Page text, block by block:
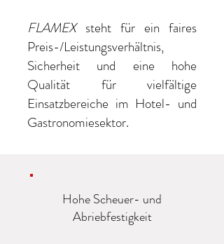
FLAMEXsteht für ein faires
Preis-/Leistungsverhältnis,
Sicherheit und eine hohe
Qualität für vielfältige
Einsatzbereiche im Hotel- und
Gastronomiesektor.
Hohe Scheuer- und
Abriebfestigkeit